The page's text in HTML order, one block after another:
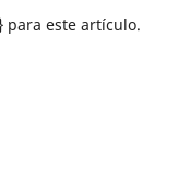
para este artículo.